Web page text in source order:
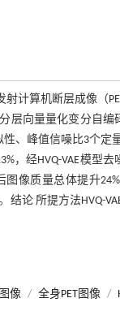
计算机断层成像（
层向量量化变分自
、峰值信噪比3个定
，经HVQ-VAE模型
图像质量总体提升
结论 所提方法
像 / 全身PET图像 /